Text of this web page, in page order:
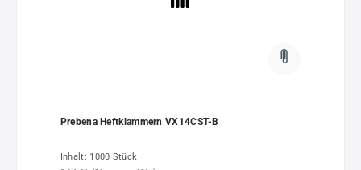
Prebena Heftklammern VX14CST-B
Inhalt: 1000 Stück